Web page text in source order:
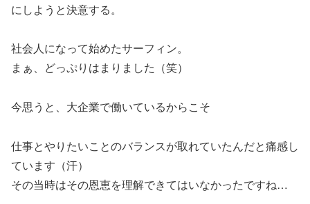
にしようと決意する。
社会人になって始めたサーフィン。
まぁ、どっぷりはまりました（笑）
今思うと、大企業で働いているからこそ
仕事とやりたいことのバランスが取れていたんだと痛感し
ています（汗）
その当時はその恩恵を理解できてはいなかったですね…